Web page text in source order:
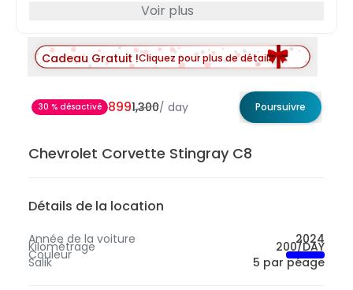
Voir plus
Cadeau Gratuit !Cliquez pour plus de détails
30 % désactivé 8991,300/ day Poursuivre
Chevrolet Corvette Stingray C8
Détails de la location
Année de la voiture 2024
Kilométrage 200/DAY
Couleur
Salik 5 par péage